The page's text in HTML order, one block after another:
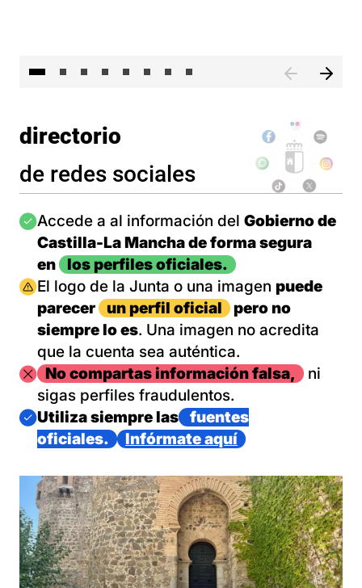
directorio
de redes sociales
Imagen
Accede a al información del Gobierno de
Castilla-La Mancha de forma segura
en
los perfiles oficiales.
Imagen
El logo de la Junta o una imagen puede
parecer
un perfil oficial
pero no
siempre lo es. Una imagen no acredita
que la cuenta sea auténtica.
ImagenNo compartas información falsa,
ni
sigas perfiles fraudulentos.
Imagen
Utiliza siempre las
fuentes
oficiales.
Infórmate aquí